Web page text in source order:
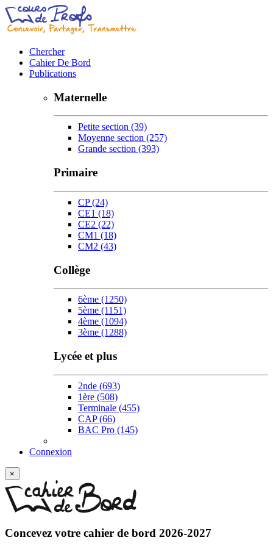
Chercher
Cahier De Bord
Publications
Maternelle
Petite section (39)
Moyenne section (257)
Grande section (393)
Primaire
CP(24)
CE1 (18)
CE2 (22)
CM1 (18)
CM2 (43)
Collège
6ème (1250)
5ème (1151)
4ème (1094)
3ème (1288)
Lycée et plus
2nde (693)
1ère (508)
Terminale (455)
CAP(66)
BAC Pro (145)
Connexion
×
Concevez votre cahier de bord 2026-2027